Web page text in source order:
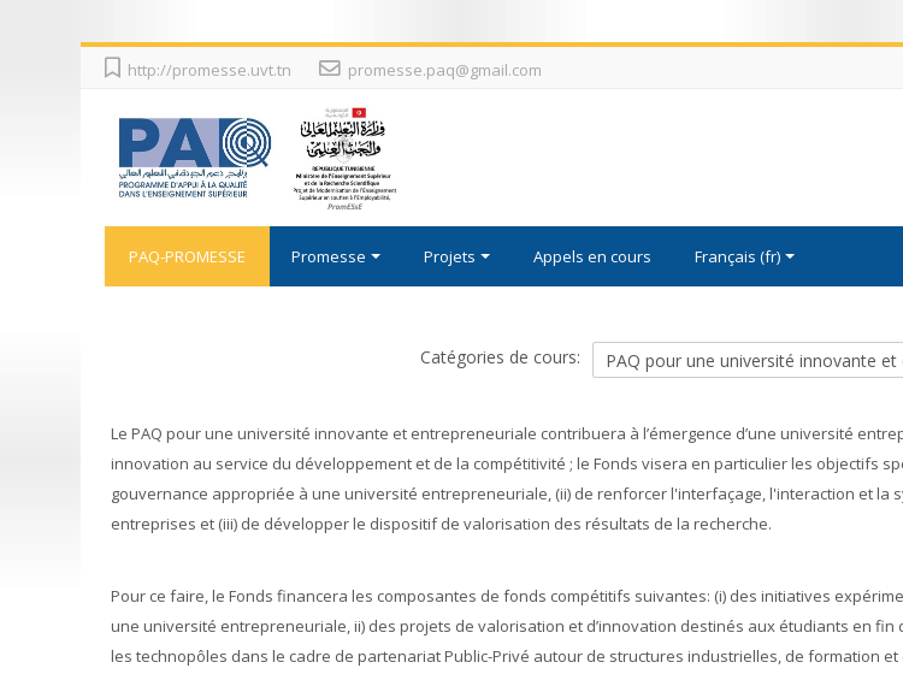
http://promesse.uvt.tn promesse.paq@gmail.com
PAQ-PROMESSE Promesse Projets Appels en cours Français ‎(fr)‎
Catégories de cours:
Le PAQ pour une université innovante et entrepreneuriale contribuera à l’émergence d’une université
innovation au service du développement et de la compétitivité ; le Fonds visera en particulier les objectifs
gouvernance appropriée à une université entrepreneuriale, (ii) de renforcer l'interfaçage, l'interaction et
entreprises et (iii) de développer le dispositif de valorisation des résultats de la recherche.
Pour ce faire, le Fonds financera les composantes de fonds compétitifs suivantes: (i) des initiatives
une université entrepreneuriale, ii) des projets de valorisation et d’innovation destinés aux étudiants en
les technopôles dans le cadre de partenariat Public-Privé autour de structures industrielles, de formation